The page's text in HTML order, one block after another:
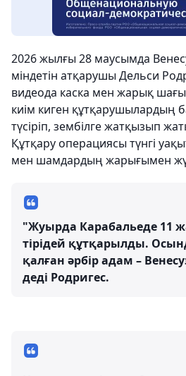
2026 жылғы 28 маусымда
міндетін атқарушы Дельси
видеода каска мен жарық
киім киген құтқарушылардың
түсіріп, зембілге жатқызып
Құтқару операциясы түнгі
мен шамдардың жарығымен
"Жуырда Карабальеде 11
тірідей құтқарылды.
қалған әрбір адам –
деді Родригес.